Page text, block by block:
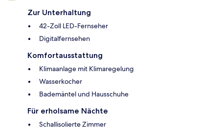
Zur Unterhaltung
42-Zoll LED-Fernseher
Digitalfernsehen
Komfortausstattung
Klimaanlage mit Klimaregelung
Wasserkocher
Bademäntel und Hausschuhe
Für erholsame Nächte
Schallisolierte Zimmer